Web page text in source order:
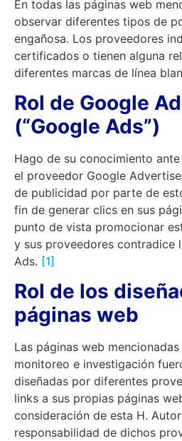
En todas las páginas web
observar diferentes tipos de
engañosa. Los proveedores
certificados o tienen alguna
diferentes marcas de línea
Rol de Google
(“Google Ads”)
Hago de su conocimiento
el proveedor Google
de publicidad por parte de
fin de generar clics en sus
punto de vista promocionar
y sus proveedores contradice
Ads. [1]
Rol de los
páginas web
Las páginas web
monitoreo e investigación
diseñadas por diferentes
links a sus propias páginas
consideración de esta H.
responsabilidad de dichos